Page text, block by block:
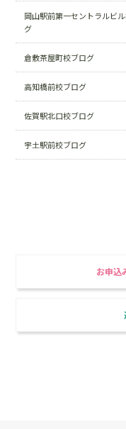
岡山駅前第一セントラルビ
グ
倉敷茶屋町校ブログ
高知橋前校ブログ
佐賀駅北口校ブログ
宇土駅前校ブログ
お申込